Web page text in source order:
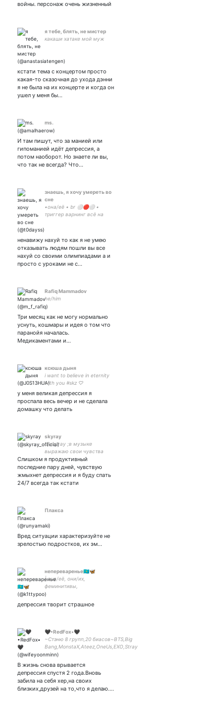
войны. персонаж очень жизненный
я тебе, блять, не мистер
какаши хатаке мой муж
кстати тема с концертом просто
какая-то сказочная до ухода дэнни
я не была на их концерте и когда он
ушел у меня бы…
ms.
И там пишут, что за манией или
гипоманией идёт депрессия, а
потом наоборот. Но знаете ли вы,
что так не всегда? Что…
знаешь, я хочу умереть во
сне
•она/её • br ⚪🔴⚪ •
триггер варнинг всё на
?/157 ; gw - 41 ; ugw - 34
ненавижу нахуй то как я не умею
отказывать людям пошли вы все
нахуй со своими олимпиадами а и
просто с уроками не с…
Rafiq Mammadov
he/him
Три месяц как не могу нормально
уснуть, кошмары и идея о том что
паранойя началась.
Медикаментами и…
ксюша дыня
i want to believe in eternity
with you #skz ♡
у меня великая депрессия я
проспала весь вечер и не сделала
домашку что делать
skyray
dj skyray ;в музыке
выражаю свои чувства
Слишком я продуктивный
последние пару дней, чувствую
жмыхнет депрессия и я буду спать
24/7 всегда так кстати
Плакса
Вред ситуации характеризуйте не
зрелостью подростков, их эм…
непереваренье🇰🇿🦋
| она/её, они/их,
феминитивы,
неоместоимения,
❗❗❗ НЕ
ПОДПИСОК
❗❗❗❗❗❗да
саппорт(к)ам тоже нельзя
депрессия творит страшное
🖤•RedFox•🖤
~Стэню 8 групп,20 биасов~BTS,Big
Bang,MonstaX,Ateez,OneUs,EXO,Stray
Kids,Ikon~Мультифандомная🤪 my
В жизнь снова врывается
депрессия спустя 2 года.Вновь
забила на себя хер,на своих
близких,друзей на то,что я делаю.…